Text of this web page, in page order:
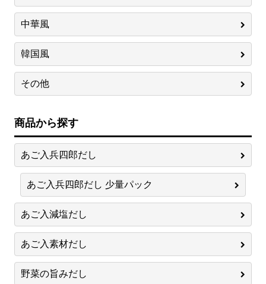
中華風
韓国風
その他
商品から探す
あご入兵四郎だし
あご入兵四郎だし 少量パック
あご入減塩だし
あご入素材だし
野菜の旨みだし